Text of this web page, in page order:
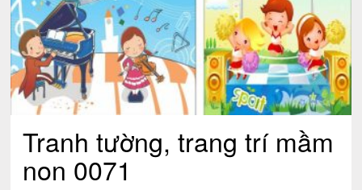
Tranh tường, trang trí mầm
non 0071